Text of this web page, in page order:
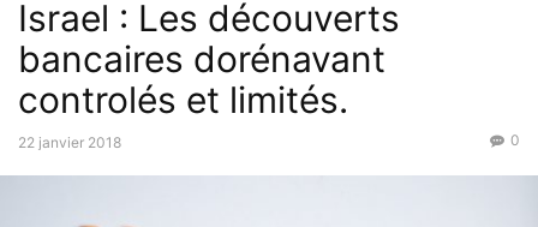
Israel : Les découverts
bancaires dorénavant
controlés et limités.
22 janvier 2018 0